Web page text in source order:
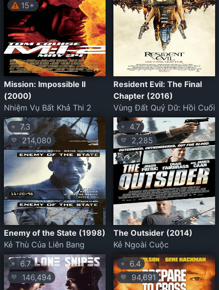
15+
Mission: Impossible II
(2000)
Nhiệm Vụ Bất Khả Thi 2
Resident Evil: The Final
Chapter (2016)
Vùng Đất Quỷ Dữ: Hồi Cuối
⭐ 7.3
💛 214,080
Enemy of the State (1998)
Kẻ Thù Của Liên Bang
⭐ 4.7
💛 2,285
The Outsider (2014)
Kẻ Ngoài Cuộc
⭐ 6.7
💛 146,494
⭐ 6.4
💛 94,691